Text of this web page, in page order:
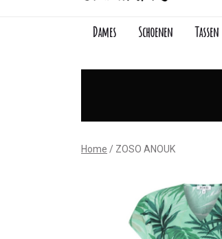
Dames Schoenen Tassen
Home ZOSO ANOUK